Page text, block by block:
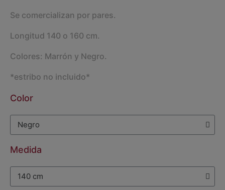
Se comercializan por pares.
Longitud 140 o 160 cm.
Colores: Marrón y Negro.
*estribo no incluido*
Color
Medida